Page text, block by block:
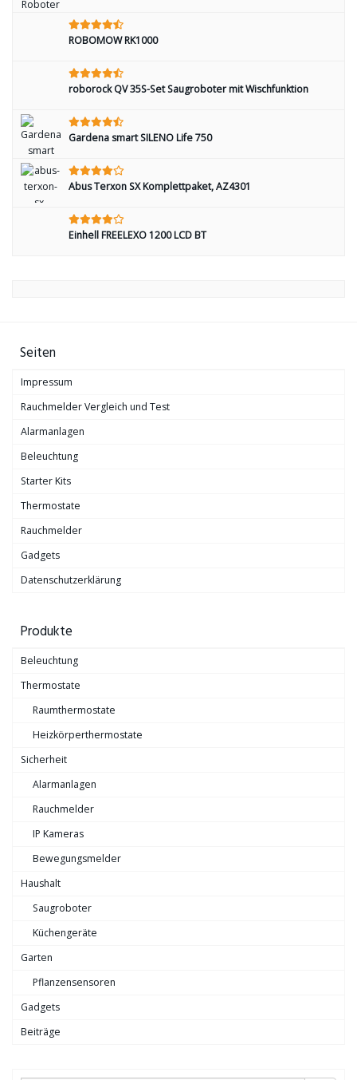
ROBOMOW RK1000
roborock QV 35S-Set Saugroboter mit Wischfunktion
Gardena smart SILENO Life 750
Abus Terxon SX Komplettpaket, AZ4301
Einhell FREELEXO 1200 LCD BT
Seiten
Impressum
Rauchmelder Vergleich und Test
Alarmanlagen
Beleuchtung
Starter Kits
Thermostate
Rauchmelder
Gadgets
Datenschutzerklärung
Produkte
Beleuchtung
Thermostate
Raumthermostate
Heizkörperthermostate
Sicherheit
Alarmanlagen
Rauchmelder
IP Kameras
Bewegungsmelder
Haushalt
Saugroboter
Küchengeräte
Garten
Pflanzensensoren
Gadgets
Beiträge